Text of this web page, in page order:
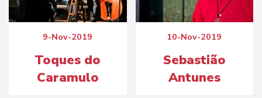
9-Nov-2019
Toques do
Caramulo
10-Nov-2019
Sebastião
Antunes